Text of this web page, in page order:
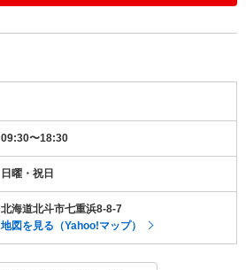
09:30〜18:30
日曜・祝日
北海道北斗市七重浜8-8-7
地図を見る（Yahoo!マップ）